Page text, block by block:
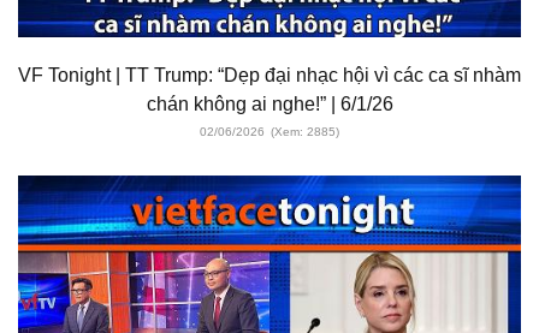
VF Tonight | TT Trump: “Dẹp đại nhạc hội vì các ca sĩ nhàm
chán không ai nghe!” | 6/1/26
02/06/2026 (Xem: 2885)